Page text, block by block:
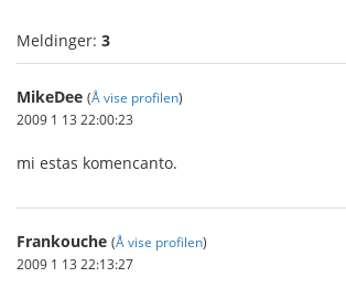
Meldinger: 3
MikeDee (Å vise profilen)
2009 1 13 22:00:23
mi estas komencanto.
Frankouche (Å vise profilen)
2009 1 13 22:13:27